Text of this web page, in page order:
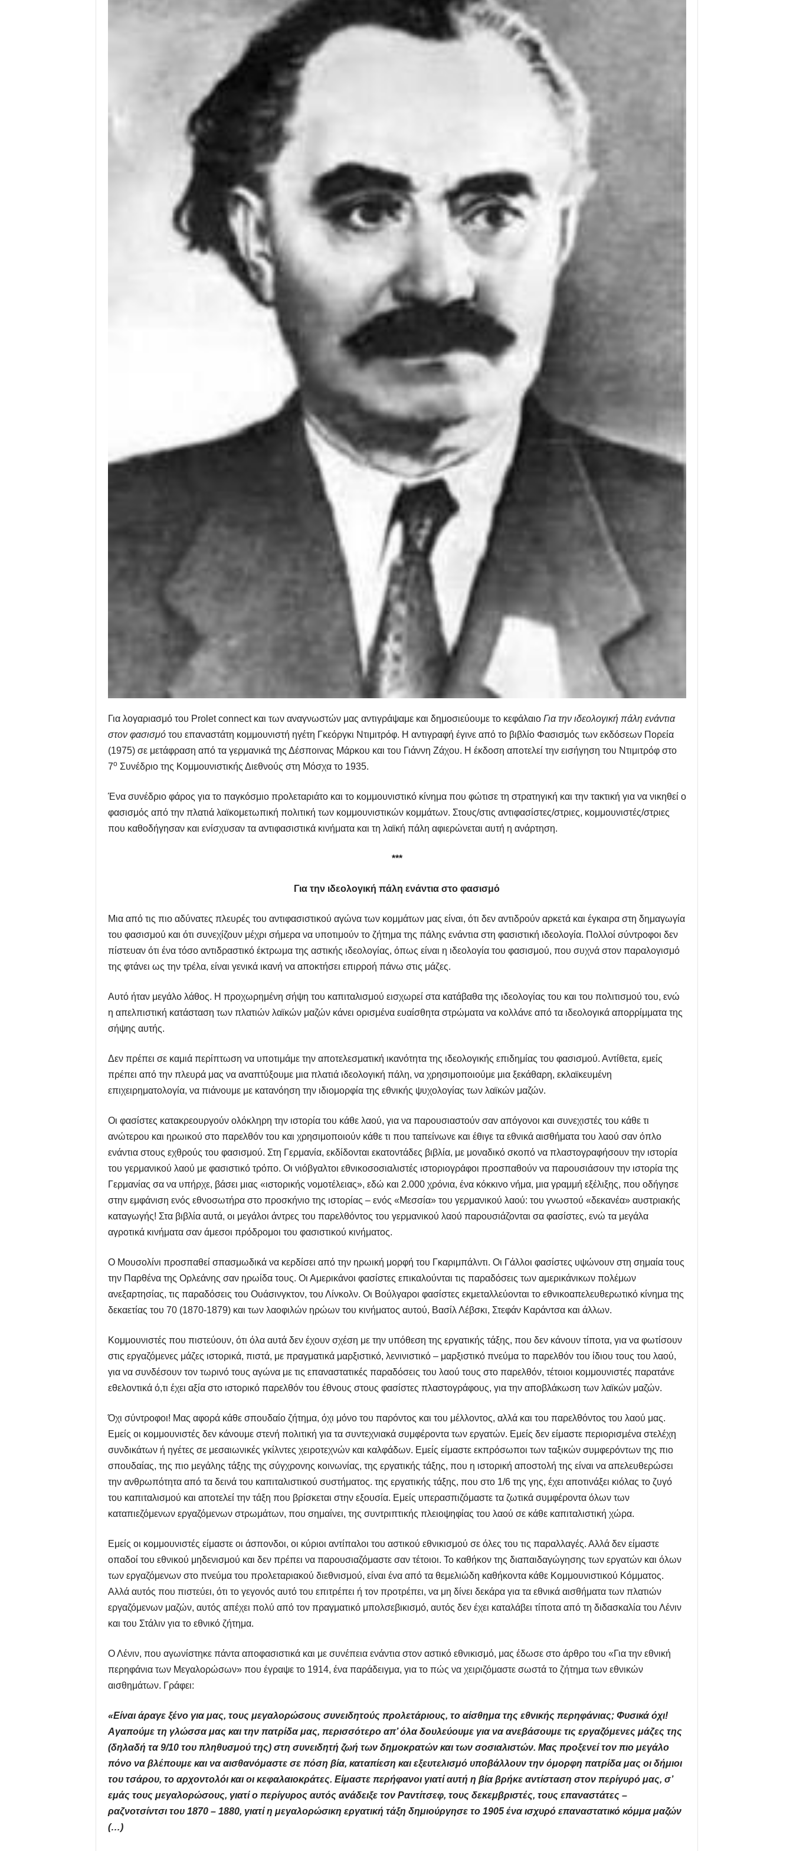
Για λογαριασμό του Prolet connectκαι των αναγνωστών μας αντιγράψαμε και δημοσιεύουμε το κεφάλαιο Για την ιδεολογική πάλη ενάντια
στον φασισμότου επαναστάτη κομμουνιστή ηγέτη Γκεόργκι Ντιμιτρόφ. Η αντιγραφή έγινε από το βιβλίο Φασισμός των εκδόσεων Πορεία
(1975) σε μετάφραση από τα γερμανικά της Δέσποινας Μάρκου και του Γιάννη Ζάχου. Η έκδοση αποτελεί την εισήγηση του Ντιμιτρόφ στο
7οΣυνέδριο της Κομμουνιστικής Διεθνούς στη Μόσχα το 1935.
Ένα συνέδριο φάρος για το παγκόσμιο προλεταριάτο και το κομμουνιστικό κίνημα που φώτισε τη στρατηγική και την τακτική για να νικηθεί ο
φασισμός από την πλατιά λαϊκομετωπική πολιτική των κομμουνιστικών κομμάτων. Στους/στις αντιφασίστες/στριες, κομμουνιστές/στριες
που καθοδήγησαν και ενίσχυσαν τα αντιφασιστικά κινήματα και τη λαϊκή πάλη αφιερώνεται αυτή η ανάρτηση.
***
Για την ιδεολογική πάλη ενάντια στο φασισμό
Μια από τις πιο αδύνατες πλευρές του αντιφασιστικού αγώνα των κομμάτων μας είναι, ότι δεν αντιδρούν αρκετά και έγκαιρα στη δημαγωγία
του φασισμού και ότι συνεχίζουν μέχρι σήμερα να υποτιμούν το ζήτημα της πάλης ενάντια στη φασιστική ιδεολογία. Πολλοί σύντροφοι δεν
πίστευαν ότι ένα τόσο αντιδραστικό έκτρωμα της αστικής ιδεολογίας, όπως είναι η ιδεολογία του φασισμού, που συχνά στον παραλογισμό
της φτάνει ως την τρέλα, είναι γενικά ικανή να αποκτήσει επιρροή πάνω στις μάζες.
Αυτό ήταν μεγάλο λάθος. Η προχωρημένη σήψη του καπιταλισμού εισχωρεί στα κατάβαθα της ιδεολογίας του και του πολιτισμού του, ενώ
η απελπιστική κατάσταση των πλατιών λαϊκών μαζών κάνει ορισμένα ευαίσθητα στρώματα να κολλάνε από τα ιδεολογικά απορρίμματα της
σήψης αυτής.
Δεν πρέπει σε καμιά περίπτωση να υποτιμάμε την αποτελεσματική ικανότητα της ιδεολογικής επιδημίας του φασισμού. Αντίθετα, εμείς
πρέπει από την πλευρά μας να αναπτύξουμε μια πλατιά ιδεολογική πάλη, να χρησιμοποιούμε μια ξεκάθαρη, εκλαϊκευμένη
επιχειρηματολογία, να πιάνουμε με κατανόηση την ιδιομορφία της εθνικής ψυχολογίας των λαϊκών μαζών.
Οι φασίστες κατακρεουργούν ολόκληρη την ιστορία του κάθε λαού, για να παρουσιαστούν σαν απόγονοι και συνεχιστές του κάθε τι
ανώτερου και ηρωικού στο παρελθόν του και χρησιμοποιούν κάθε τι που ταπείνωνε και έθιγε τα εθνικά αισθήματα του λαού σαν όπλο
ενάντια στους εχθρούς του φασισμού. Στη Γερμανία, εκδίδονται εκατοντάδες βιβλία, με μοναδικό σκοπό να πλαστογραφήσουν την ιστορία
του γερμανικού λαού με φασιστικό τρόπο. Οι νιόβγαλτοι εθνικοσοσιαλιστές ιστοριογράφοι προσπαθούν να παρουσιάσουν την ιστορία της
Γερμανίας σα να υπήρχε, βάσει μιας «ιστορικής νομοτέλειας», εδώ και 2.000 χρόνια, ένα κόκκινο νήμα, μια γραμμή εξέλιξης, που οδήγησε
στην εμφάνιση ενός εθνοσωτήρα στο προσκήνιο της ιστορίας – ενός «Μεσσία» του γερμανικού λαού: του γνωστού «δεκανέα» αυστριακής
καταγωγής! Στα βιβλία αυτά, οι μεγάλοι άντρες του παρελθόντος του γερμανικού λαού παρουσιάζονται σα φασίστες, ενώ τα μεγάλα
αγροτικά κινήματα σαν άμεσοι πρόδρομοι του φασιστικού κινήματος.
Ο Μουσολίνι προσπαθεί σπασμωδικά να κερδίσει από την ηρωική μορφή του Γκαριμπάλντι. Οι Γάλλοι φασίστες υψώνουν στη σημαία τους
την Παρθένα της Ορλεάνης σαν ηρωίδα τους. Οι Αμερικάνοι φασίστες επικαλούνται τις παραδόσεις των αμερικάνικων πολέμων
ανεξαρτησίας, τις παραδόσεις του Ουάσινγκτον, του Λίνκολν. Οι Βούλγαροι φασίστες εκμεταλλεύονται το εθνικοαπελευθερωτικό κίνημα της
δεκαετίας του 70 (1870-1879) και των λαοφιλών ηρώων του κινήματος αυτού, Βασίλ Λέβσκι, Στεφάν Καράντσα και άλλων.
Κομμουνιστές που πιστεύουν, ότι όλα αυτά δεν έχουν σχέση με την υπόθεση της εργατικής τάξης, που δεν κάνουν τίποτα, για να φωτίσουν
στις εργαζόμενες μάζες ιστορικά, πιστά, με πραγματικά μαρξιστικό, λενινιστικό – μαρξιστικό πνεύμα το παρελθόν του ίδιου τους του λαού,
για να συνδέσουν τον τωρινό τους αγώνα με τις επαναστατικές παραδόσεις του λαού τους στο παρελθόν, τέτοιοι κομμουνιστές παρατάνε
εθελοντικά ό,τι έχει αξία στο ιστορικό παρελθόν του έθνους στους φασίστες πλαστογράφους, για την αποβλάκωση των λαϊκών μαζών.
Όχι σύντροφοι! Μας αφορά κάθε σπουδαίο ζήτημα, όχι μόνο του παρόντος και του μέλλοντος, αλλά και του παρελθόντος του λαού μας.
Εμείς οι κομμουνιστές δεν κάνουμε στενή πολιτική για τα συντεχνιακά συμφέροντα των εργατών. Εμείς δεν είμαστε περιορισμένα στελέχη
συνδικάτων ή ηγέτες σε μεσαιωνικές γκίλντες χειροτεχνών και καλφάδων. Εμείς είμαστε εκπρόσωποι των ταξικών συμφερόντων της πιο
σπουδαίας, της πιο μεγάλης τάξης της σύγχρονης κοινωνίας, της εργατικής τάξης, που η ιστορική αποστολή της είναι να απελευθερώσει
την ανθρωπότητα από τα δεινά του καπιταλιστικού συστήματος. της εργατικής τάξης, που στο 1/6 της γης, έχει αποτινάξει κιόλας το ζυγό
του καπιταλισμού και αποτελεί την τάξη που βρίσκεται στην εξουσία. Εμείς υπερασπιζόμαστε τα ζωτικά συμφέροντα όλων των
καταπιεζόμενων εργαζόμενων στρωμάτων, που σημαίνει, της συντριπτικής πλειοψηφίας του λαού σε κάθε καπιταλιστική χώρα.
Εμείς οι κομμουνιστές είμαστε οι άσπονδοι, οι κύριοι αντίπαλοι του αστικού εθνικισμού σε όλες του τις παραλλαγές. Αλλά δεν είμαστε
οπαδοί του εθνικού μηδενισμού και δεν πρέπει να παρουσιαζόμαστε σαν τέτοιοι. Το καθήκον της διαπαιδαγώγησης των εργατών και όλων
των εργαζόμενων στο πνεύμα του προλεταριακού διεθνισμού, είναι ένα από τα θεμελιώδη καθήκοντα κάθε Κομμουνιστικού Κόμματος.
Αλλά αυτός που πιστεύει, ότι το γεγονός αυτό του επιτρέπει ή τον προτρέπει, να μη δίνει δεκάρα για τα εθνικά αισθήματα των πλατιών
εργαζόμενων μαζών, αυτός απέχει πολύ από τον πραγματικό μπολσεβικισμό, αυτός δεν έχει καταλάβει τίποτα από τη διδασκαλία του Λένιν
και του Στάλιν για το εθνικό ζήτημα.
Ο Λένιν, που αγωνίστηκε πάντα αποφασιστικά και με συνέπεια ενάντια στον αστικό εθνικισμό, μας έδωσε στο άρθρο του «Για την εθνική
περηφάνια των Μεγαλορώσων» που έγραψε το 1914, ένα παράδειγμα, για το πώς να χειριζόμαστε σωστά το ζήτημα των εθνικών
αισθημάτων. Γράφει:
«Είναι άραγε ξένο για μας, τους μεγαλορώσους συνειδητούς προλετάριους, το αίσθημα της εθνικής περηφάνιας; Φυσικά όχι!
Αγαπούμε τη γλώσσα μας και την πατρίδα μας, περισσότερο απ’ όλα δουλεύουμε για να ανεβάσουμε τις εργαζόμενες μάζες της
(δηλαδή τα 9/10 του πληθυσμού της) στη συνειδητή ζωή των δημοκρατών και των σοσιαλιστών. Μας προξενεί τον πιο μεγάλο
πόνο να βλέπουμε και να αισθανόμαστε σε πόση βία, καταπίεση και εξευτελισμό υποβάλλουν την όμορφη πατρίδα μας οι δήμιοι
του τσάρου, το αρχοντολόι και οι κεφαλαιοκράτες. Είμαστε περήφανοι γιατί αυτή η βία βρήκε αντίσταση στον περίγυρό μας, σ’
εμάς τους μεγαλορώσους, γιατί ο περίγυρος αυτός ανάδειξε τον Ραντίτσεφ, τους δεκεμβριστές, τους επαναστάτες –
ραζνοτσίντσι του 1870 – 1880, γιατί η μεγαλορώσικη εργατική τάξη δημιούργησε το 1905 ένα ισχυρό επαναστατικό κόμμα μαζών
(…)